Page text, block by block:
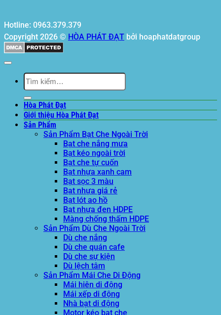
Hotline: 0963.379.379
Copyright 2026 © HÒA PHÁT ĐẠT bởi hoaphatdatgroup
Tìm
kiếm:
Hòa Phát Đạt
Giới thiệu Hòa Phát Đạt
Sản Phẩm
Sản Phẩm Bạt Che Ngoài Trời
Bạt che nắng mưa
Bạt kéo ngoài trời
Bạt che tự cuốn
Bạt nhựa xanh cam
Bạt sọc 3 màu
Bạt nhựa giá rẻ
Bạt lót ao hồ
Bạt nhựa đen HDPE
Màng chống thấm HDPE
Sản Phẩm Dù Che Ngoài Trời
Dù che nắng
Dù che quán cafe
Dù che sự kiện
Dù lệch tâm
Sản Phẩm Mái Che Di Động
Mái hiên di động
Mái xếp di động
Nhà bạt di động
Motor kéo bạt che